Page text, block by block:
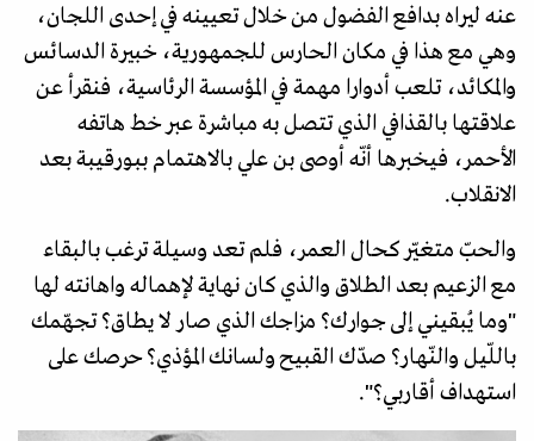
عنه ليراه بدافع الفضول من خلال تعيينه في إحدى اللجان،
وهي مع هذا في مكان الحارس للجمهورية، خبيرة الدسائس
والمكائد، تلعب أدوارا مهمة في المؤسسة الرئاسية، فنقرأ عن
علاقتها بالقذافي الذي تتصل به مباشرة عبر خط هاتفه
الأحمر، فيخبرها أنّه أوصى بن علي بالاهتمام ببورقيبة بعد
الانقلاب.
والحبّ متغيّر كحال العمر، فلم تعد وسيلة ترغب بالبقاء
مع الزعيم بعد الطلاق والذي كان نهاية لإهماله واهانته لها
"وما يُبقيني إلى جوارك؟ مزاجك الذي صار لا يطاق؟ تجهّمك
باللّيل والنّهار؟ صدّك القبيح ولسانك المؤذي؟ حرصك على
استهداف أقاربي؟".